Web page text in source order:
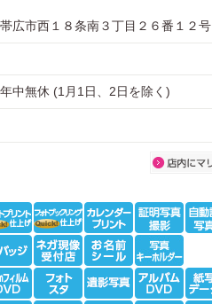
広市西１８条南３丁目２６番１２号
中無休 (1月1日、2日を除く)